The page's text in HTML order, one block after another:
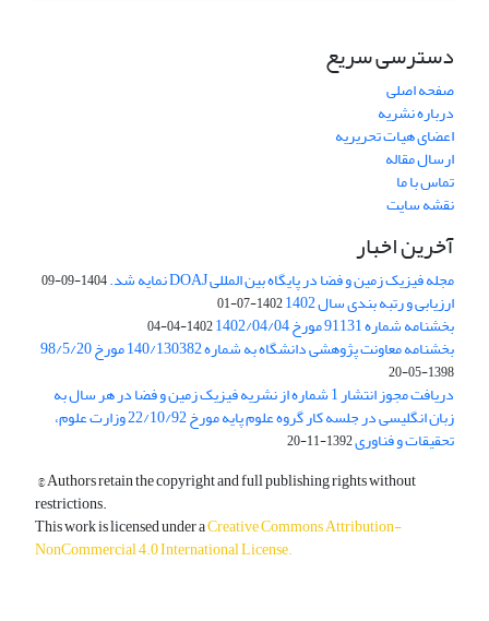
دسترسی سریع
صفحه اصلی
درباره نشریه
اعضای هیات تحریریه
ارسال مقاله
تماس با ما
نقشه سایت
آخرین اخبار
مجله فیزیک زمین و فضا در پایگاه بین المللی DOAJ نمایه شد. 1404-09-09
ارزیابی و رتبه بندی سال 1402 1402-07-01
بخشنامه شماره 91131 مورخ 1402/04/04 1402-04-04
بخشنامه معاونت پژوهشی دانشگاه به شماره 140/130382 مورخ 98/5/20
1398-05-20
دریافت مجوز انتشار 1 شماره از نشریه فیزیک زمین و فضا در هر سال به
زبان انگلیسی در جلسه کار گروه علوم پایه مورخ 22/10/92 وزارت علوم،
تحقیقات و فناوری1392-11-20
© Authors retain the copyright and full publishing rights without
restrictions.
This work is licensed under aCreative Commons Attribution-
NonCommercial 4.0 International License.